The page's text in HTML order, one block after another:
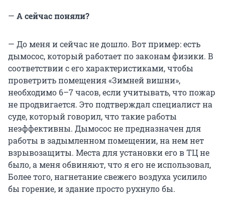
— А сейчас поняли?
— До меня и сейчас не дошло. Вот пример: есть
дымосос, который работает по законам физики. В
соответствии с его характеристиками, чтобы
проветрить помещения «Зимней вишни»,
необходимо 6–7 часов, если учитывать, что пожар
не продвигается. Это подтверждал специалист на
суде, который говорил, что такие работы
неэффективны. Дымосос не предназначен для
работы в задымленном помещении, на нем нет
взрывозащиты. Места для установки его в ТЦ не
было, а меня обвиняют, что я его не использовал,
Более того, нагнетание свежего воздуха усилило
бы горение, и здание просто рухнуло бы.